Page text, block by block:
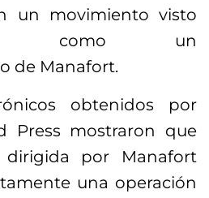
un movimiento visto
como un
de Manafort.
obtenidos por
Press mostraron que
dirigida por Manafort
una operación